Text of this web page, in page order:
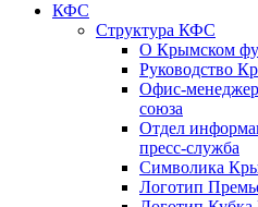
КФС
Структура КФС
О Крымском
Руководство
Офис-
союза
Отдел
пресс-служба
Символика
Логотип